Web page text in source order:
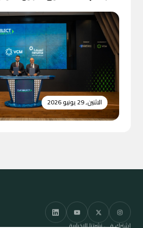
الاثنين, 29 يونيو 2026
اشترك في نشرتنا الإخبارية